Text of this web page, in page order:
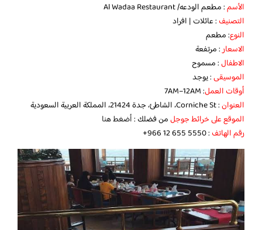
الأسم: مطعم الودعه/ Al Wadaa Restaurant
التصنيف: عائلات | افراد
النوع: مطعم
الاسعار: مرتفعة
الاطفال: مسموح
الموسيقى: يوجد
أوقات العمل: 7AM–12AM
العنوان: Corniche St، الشاطئ، جدة 21424، المملكة العربية السعودية
الموقع على خرائط جوجلمن فضلك :أضغط هنا
رقم الهاتف: ‏‪‏‪‏‪‏‪+966 12 655 5550‬‏